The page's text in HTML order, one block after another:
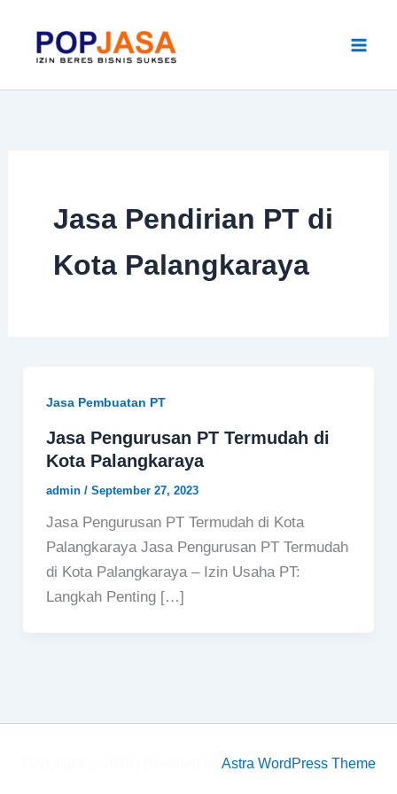
content
Jasa Pendirian PT di
Kota Palangkaraya
Jasa Pembuatan PT
Jasa Pengurusan PT Termudah di
Kota Palangkaraya
admin / September 27, 2023
Jasa Pengurusan PT Termudah di Kota
Palangkaraya Jasa Pengurusan PT Termudah
di Kota Palangkaraya – Izin Usaha PT:
Langkah Penting […]
Astra WordPress Theme